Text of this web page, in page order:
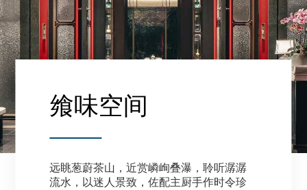
飨味空间
远眺葱蔚茶山，近赏嶙峋叠瀑，聆听潺潺
流水，以迷人景致，佐配主厨手作时令珍